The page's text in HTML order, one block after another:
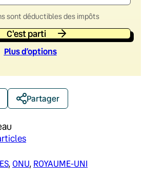
sont déductibles des impôts
C'est parti
Plus d’options
Partager
, ONU, ROYAUME-UNI